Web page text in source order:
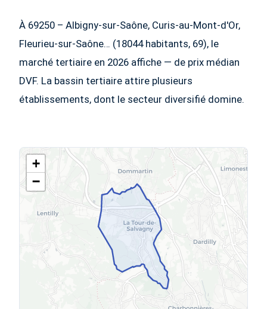
À 69250 – Albigny-sur-Saône, Curis-au-Mont-d'Or,
Fleurieu-sur-Saône… (18044 habitants, 69), le
marché tertiaire en 2026 affiche — de prix médian
DVF. La bassin tertiaire attire plusieurs
établissements, dont le secteur diversifié domine.
+
−